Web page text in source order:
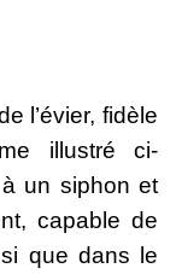
l’évier, fidèle
illustré ci-
un siphon et
capable de
que dans le